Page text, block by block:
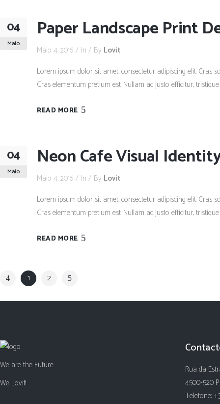
04
Maio
Paper Landscape Print
Maio 4, 2016 In By Lovit
Lorem ipsum dolor sit amet, consectetur adipiscing elit. Cras
Cras elementum pretium est. Nullam ac justo efficitur,
READ MORE
04
Maio
Neon Cafe Visual
Maio 4, 2016 In By Lovit
Lorem ipsum dolor sit amet, consectetur adipiscing elit. Cras
Cras elementum pretium est. Nullam ac justo efficitur,
READ MORE
1 2
We are the Future
We Lovit!
Rua da
4500-520
Telefone: